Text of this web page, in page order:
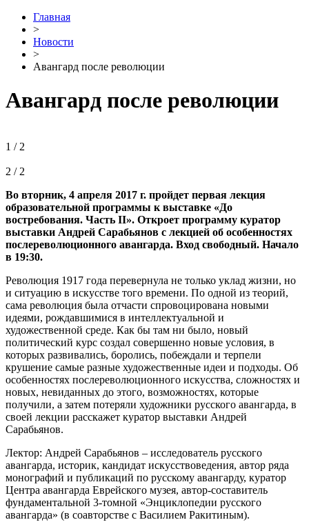
Главная
>
Новости
>
Авангард после революции
Авангард после революции
1 / 2
2 / 2
Во вторник, 4 апреля 2017 г. пройдет первая лекция
образовательной программы к выставке «До
востребования. Часть II». Откроет программу куратор
выставки Андрей Сарабьянов с лекцией об особенностях
послереволюционного авангарда. Вход свободный. Начало
в 19:30.
Революция 1917 года перевернула не только уклад жизни, но
и ситуацию в искусстве того времени. По одной из теорий,
сама революция была отчасти спровоцирована новыми
идеями, рождавшимися в интеллектуальной и
художественной среде. Как бы там ни было, новый
политический курс создал совершенно новые условия, в
которых развивались, боролись, побеждали и терпели
крушение самые разные художественные идеи и подходы. Об
особенностях послереволюционного искусства, сложностях и
новых, невиданных до этого, возможностях, которые
получили, а затем потеряли художники русского авангарда, в
своей лекции расскажет куратор выставки Андрей
Сарабьянов.
Лектор: Андрей Сарабьянов – исследователь русского
авангарда, историк, кандидат искусствоведения, автор ряда
монографий и публикаций по русскому авангарду, куратор
Центра авангарда Еврейского музея, автор-составитель
фундаментальной 3-томной «Энциклопедии русского
авангарда» (в соавторстве с Василием Ракитиным).